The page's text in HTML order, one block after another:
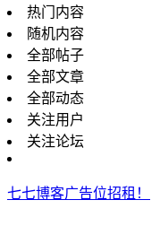
热门内容
随机内容
全部帖子
全部文章
全部动态
关注用户
关注论坛
七七博客广告位招租！